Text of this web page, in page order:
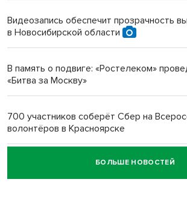
Новосибирский преподаватель с женой
Обновлённое отделение ВТБ открылось
Видеозапись обеспечит прозрачность
в Новосибирской области
В память о подвиге: «Ростелеком»
«Битва за Москву»
700 участников соберёт Сбер на
волонтёров в Красноярске
Честный выбор: видеонаблюдение
объективность результатов ЕДГ в
БОЛЬШЕ НОВОСТЕЙ